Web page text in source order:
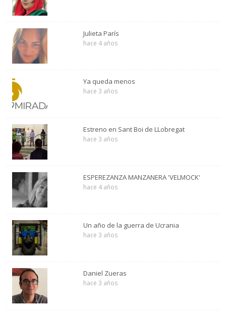
Julieta París
hace 4 años
Ya queda menos
hace 3 años
Estreno en Sant Boi de LLobregat
hace 3 años
ESPEREZANZA MANZANERA 'VELMOCK'
hace 4 años
Un año de la guerra de Ucrania
hace 3 años
Daniel Zueras
hace 3 años